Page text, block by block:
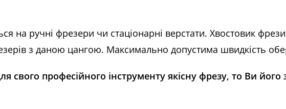
на ручні фрезери чи стаціонарні верстати. Хвостовик
з даною цангою. Максимально допустима швидкість
свого професійного інструменту якісну фрезу, то Ви